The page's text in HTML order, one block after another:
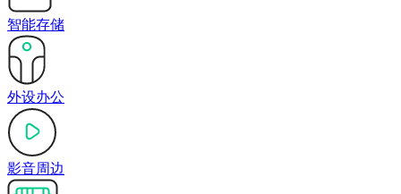
智能存储
外设办公
影音周边